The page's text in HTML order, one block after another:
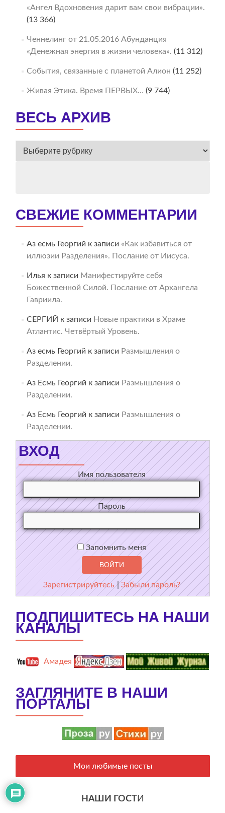
«Ангел Вдохновения дарит вам свои вибрации».
(13 366)
Ченнелинг от 21.05.2016 Абунданция
«Денежная энергия в жизни человека». (11 312)
События, связанные с планетой Алион (11 252)
Живая Этика. Время ПЕРВЫХ… (9 744)
ВЕСЬ АРХИВ
ВЕСЬ
СВЕЖИЕ КОММЕНТАРИИ
Аз есмь Георгий к записи «Как избавиться от
иллюзии Разделения». Послание от Иисуса.
Илья к записи Манифестируйте себя
Божественной Силой. Послание от Архангела
Гавриила.
СЕРГИЙ к записи Новые практики в Храме
Атлантис. Четвёртый Уровень.
Аз есмь Георгий к записи Размышления о
Разделении.
Аз Есмь Георгий к записи Размышления о
Разделении.
Аз Есмь Георгий к записи Размышления о
Разделении.
ВХОД
Имя пользователя
Пароль
Запомнить меня
Зарегистрируйтесь |Забыли пароль?
ПОДПИШИТЕСЬ НА НАШИ
КАНАЛЫ
Амадея
ЗАГЛЯНИТЕ В НАШИ
ПОРТАЛЫ
Мои любимые посты
НАШИ ГОСТИ